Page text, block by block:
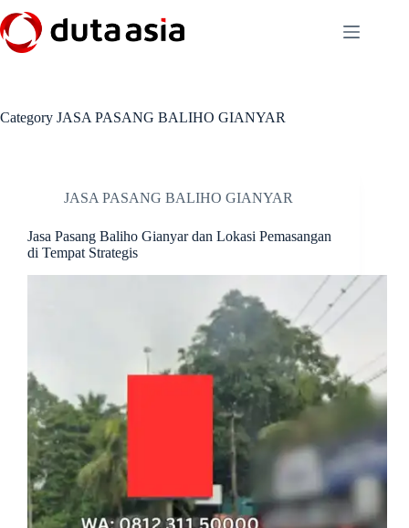
to
content
Category JASA PASANG BALIHO GIANYAR
JASA PASANG BALIHO GIANYAR
Jasa Pasang Baliho Gianyar dan Lokasi Pemasangan
di Tempat Strategis